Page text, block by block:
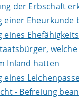
der Erbschaft
einer Eheurkunde
eines
Inland hatten
eines
- Befreiung